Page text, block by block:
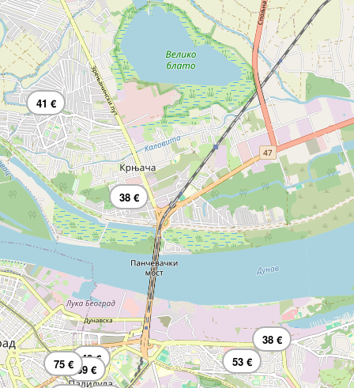
53 €
48 €
69 €
75 €
38 €
41 €
38 €